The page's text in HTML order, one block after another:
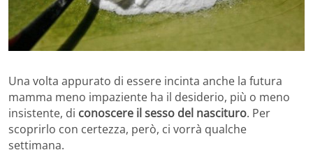
Una volta appurato di essere incinta anche la futura
mamma meno impaziente ha il desiderio, più o meno
insistente, di conoscere il sesso del nascituro. Per
scoprirlo con certezza, però, ci vorrà qualche
settimana.